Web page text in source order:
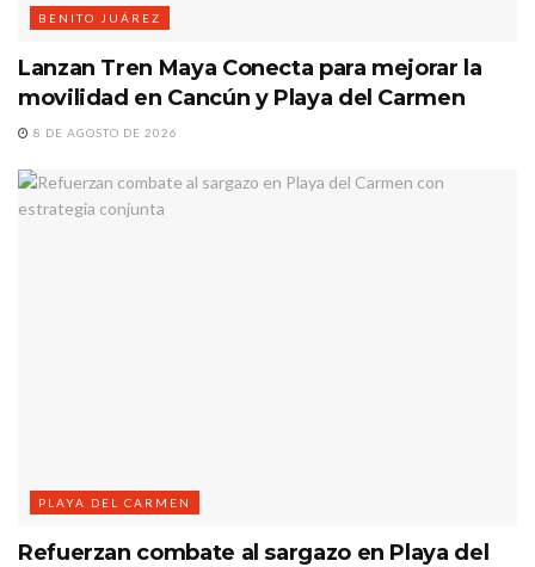
BENITO JUÁREZ
Lanzan Tren Maya Conecta para mejorar la
movilidad en Cancún y Playa del Carmen
8 DE AGOSTO DE 2026
PLAYA DEL CARMEN
Refuerzan combate al sargazo en Playa del